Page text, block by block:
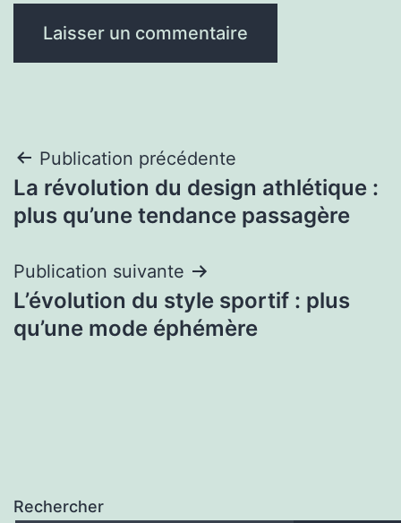
Navigation
de
Publication précédente
La révolution du design athlétique :
plus qu’une tendance passagère
Publication suivante
L’évolution du style sportif : plus
qu’une mode éphémère
Rechercher